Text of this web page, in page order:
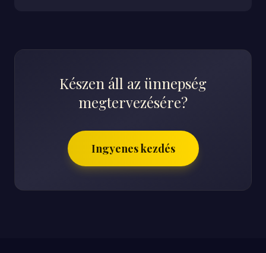
Készen áll az ünnepség
megtervezésére?
Ingyenes kezdés